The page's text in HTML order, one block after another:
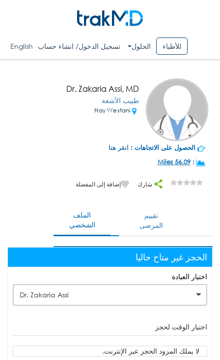
للأطباء الحلول تسجيل الدخول/ انشاء حساب English
Dr. Zakaria Assi, MD
طبيب الأشعة
الحصول على الاتجاهات : انقر هنا
:
56.09 Miles
شارك إضافة إلى المفضلة
الملف
الشخصي
تقييم
المرضى
الحجز غير متاح حاليا
اختيار العيادة
Dr. Zakaria Assi
اختيار الوقت لحجز
لا يملك المزود الحجز عبر الإنترنت.